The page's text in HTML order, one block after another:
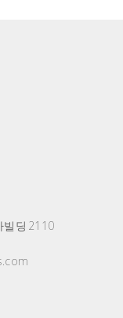
빌딩 2110